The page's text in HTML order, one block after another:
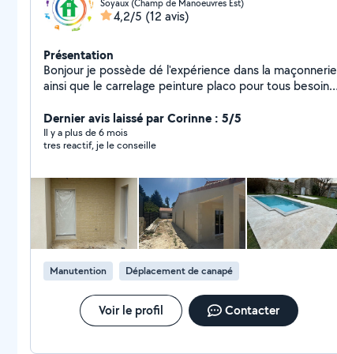
Soyaux (Champ de Manoeuvres Est)
4,2/5 (12 avis)
Présentation
Bonjour je possède dé l'expérience dans la maçonnerie
ainsi que le carrelage peinture placo pour tous besoins
aussi un camion avec une pour répondre aux maximum
au besoin.
Dernier avis laissé par Corinne : 5/5
Il y a plus de 6 mois
tres reactif, je le conseille
Manutention Déplacement de canapé
Voir le profil Contacter